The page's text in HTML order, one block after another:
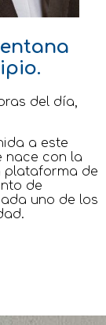
del día,
a este
nace con la
plataforma de
de
uno de los